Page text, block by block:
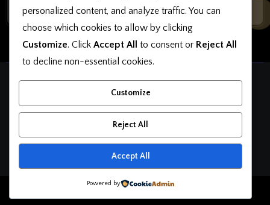
OkutaMarketing
Belajar Bisnis Online, Belajar Jualan, Belajar Desain
personalized content, and analyze traffic. You can
choose which cookies to allow by clicking
Customize. Click Accept All to consent or Reject All
to decline non-essential cookies.
Customize
Reject All
Accept All
Powered by